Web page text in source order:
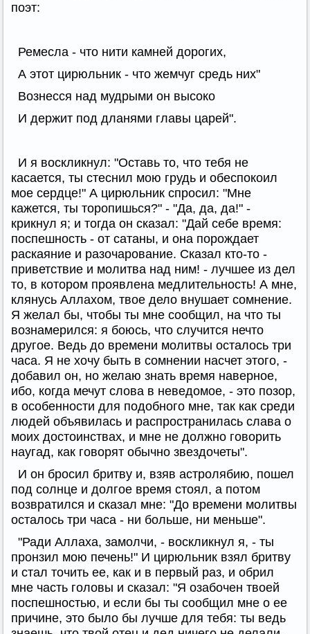
поэт:
Ремесла - что нити камней дорогих,
А этот цирюльник - что жемчуг средь них"
Вознесся над мудрыми он высоко
И держит под дланями главы царей".
И я воскликнул: "Оставь то, что тебя не
касается, ты стеснил мою грудь и обеспокоил
мое сердце!" А цирюльник спросил: "Мне
кажется, ты торопишься?" - "Да, да, да!" -
крикнул я; и тогда он сказал: "Дай себе время:
поспешность - от сатаны, и она порождает
раскаяние и разочарование. Сказал кто-то -
приветствие и молитва над ним! - лучшее из дел
то, в котором проявлена медлительность! А мне,
клянусь Аллахом, твое дело внушает сомнение.
Я желал бы, чтобы ты мне сообщил, на что ты
вознамерился: я боюсь, что случится нечто
другое. Ведь до времени молитвы осталось три
часа. Я не хочу быть в сомнении насчет этого, -
добавил он, но желаю знать время наверное,
ибо, когда мечут слова в неведомое, - это позор,
в особенности для подобного мне, так как среди
людей объявилась и распространилась слава о
моих достоинствах, и мне не должно говорить
наугад, как говорят обычно звездочеты".
И он бросил бритву и, взяв астролябию, пошел
под солнце и долгое время стоял, а потом
возвратился и сказал мне: "До времени молитвы
осталось три часа - ни больше, ни меньше".
"Ради Аллаха, замолчи, - воскликнул я, - ты
пронзил мою печень!" И цирюльник взял бритву
и стал точить ее, как и в первый раз, и обрил
мне часть головы и сказал: "Я озабочен твоей
поспешностью, и если бы ты сообщил мне о ее
причине, это было бы лучше для тебя: ты ведь